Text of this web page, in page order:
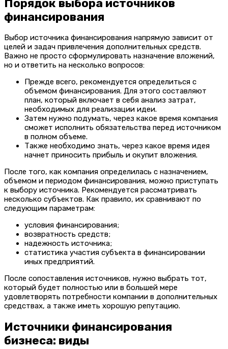
Порядок выбора источников
финансирования
Выбор источника финансирования напрямую зависит от
целей и задач привлечения дополнительных средств.
Важно не просто сформулировать назначение вложений,
но и ответить на несколько вопросов:
Прежде всего, рекомендуется определиться с
объемом финансирования. Для этого составляют
план, который включает в себя анализ затрат,
необходимых для реализации идеи.
Затем нужно подумать, через какое время компания
сможет исполнить обязательства перед источником
в полном объеме.
Также необходимо знать, через какое время идея
начнет приносить прибыль и окупит вложения.
После того, как компания определилась с назначением,
объемом и периодом финансирования, можно приступать
к выбору источника. Рекомендуется рассматривать
несколько субъектов. Как правило, их сравнивают по
следующим параметрам:
условия финансирования;
возвратность средств;
надежность источника;
статистика участия субъекта в финансировании
иных предприятий.
После сопоставления источников, нужно выбрать тот,
который будет полностью или в большей мере
удовлетворять потребности компании в дополнительных
средствах, а также иметь хорошую репутацию.
Источники финансирования
бизнеса: виды